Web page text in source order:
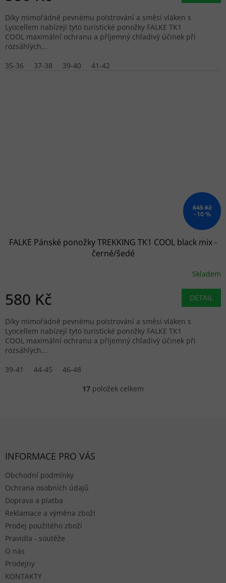
Díky mimořádně pevnému polstrování a směsi vláken s
Lyocellem nabízejí tyto turistické ponožky FALKE TK1
COOL maximální ochranu a příjemný chladivý účinek při
rozsáhlých...
35-36
37-38 39-40 41-42
645 Kč
–10 %
FALKE Pánské ponožky TREKKING TK1 COOL black mix -
černé/šedé
Skladem
580 Kč DETAIL
Díky mimořádně pevnému polstrování a směsi vláken s
Lyocellem nabízejí tyto turistické ponožky FALKE TK1
COOL maximální ochranu a příjemný chladivý účinek při
rozsáhlých...
39-41
44-45 46-48
Ovládací prvky výpisu
17 položek celkem
INFORMACE PRO VÁS
Obchodní podmínky
Ochrana osobních údajů
Doprava a platba
Reklamace a výměna zboží
Prodej použitého zboží
Pravidla - soutěže
O nás
Prodejny
KONTAKTY